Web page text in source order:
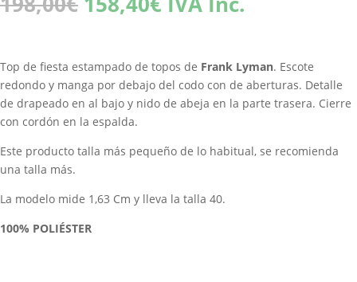
precio
era:
198,00€.
precio
es:
158,40€.
Top de fiesta estampado de topos de Frank Lyman. Escote
redondo y manga por debajo del codo con de aberturas. Detalle
de drapeado en al bajo y nido de abeja en la parte trasera. Cierre
con cordón en la espalda.
Este producto talla más pequeño de lo habitual, se recomienda
una talla más.
La modelo mide 1,63 Cm y lleva la talla 40.
100% POLIÉSTER